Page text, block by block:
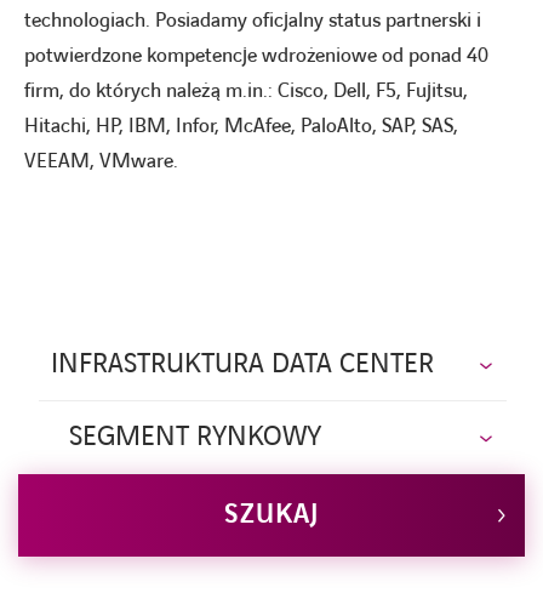
ROZWIĄZANIA BRANŻOWE
REALIZACJE
Szkolenia
technologiach. Posiadamy oficjalny status partnerski i
potwierdzone kompetencje wdrożeniowe od ponad 40
firm, do których należą m.in.: Cisco, Dell, F5, Fujitsu,
Hitachi, HP, IBM, Infor, McAfee, PaloAlto, SAP, SAS,
VEEAM, VMware.
INFRASTRUKTURA DATA CENTER
SEGMENT RYNKOWY
SZUKAJ